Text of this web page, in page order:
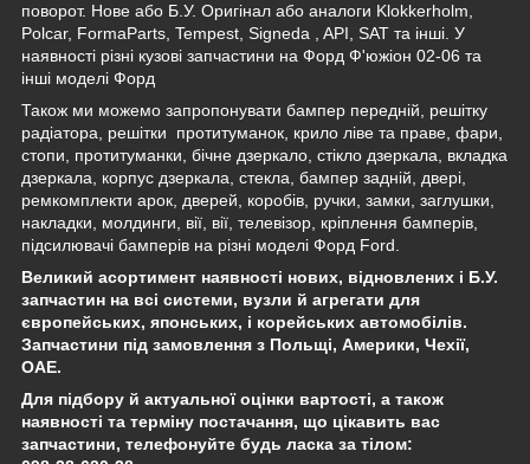
поворот. Нове або Б.У. Оригінал або аналоги Klokkerholm,
Polcar, FormaParts, Tempest, Signeda , API, SAT та інші. У
наявності різні кузові запчастини на Форд Ф'южіон 02-06 та
інші моделі Форд
Також ми можемо запропонувати бампер передній, решітку
радіатора, решітки протитуманок, крило ліве та праве, фари,
стопи, протитуманки, бічне дзеркало, стікло дзеркала, вкладка
дзеркала, корпус дзеркала, стекла, бампер задній, двері,
ремкомплекти арок, дверей, коробів, ручки, замки, заглушки,
накладки, молдинги, вії, вії, телевізор, кріплення бамперів,
підсилювачі бамперів на різні моделі Форд Ford.
Великий асортимент наявності нових, відновлених і Б.У.
запчастин на всі системи, вузли й агрегати для
європейських, японських, і корейських автомобілів.
Запчастини під замовлення з Польщі, Америки, Чехії,
ОАЕ.
Для підбору й актуальної оцінки вартості, а також
наявності та терміну постачання, що цікавить вас
запчастини, телефонуйте будь ласка за тілом: